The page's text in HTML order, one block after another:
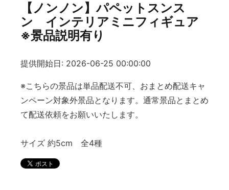
【ノンノン】パペットスンス
ン インテリアミニフィギュア
※景品説明有り
提供開始日: 2026-06-25 00:00:00
※こちらの景品は単品配送不可、おまとめ配送キャ
ンペーン対象外景品となります。通常景品とまとめ
て配送依頼をお願いいたします。
サイズ 約5cm 全4種